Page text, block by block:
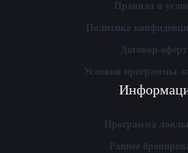
Правила и
Политика
Договор
Условия программы
Программа
Раннее